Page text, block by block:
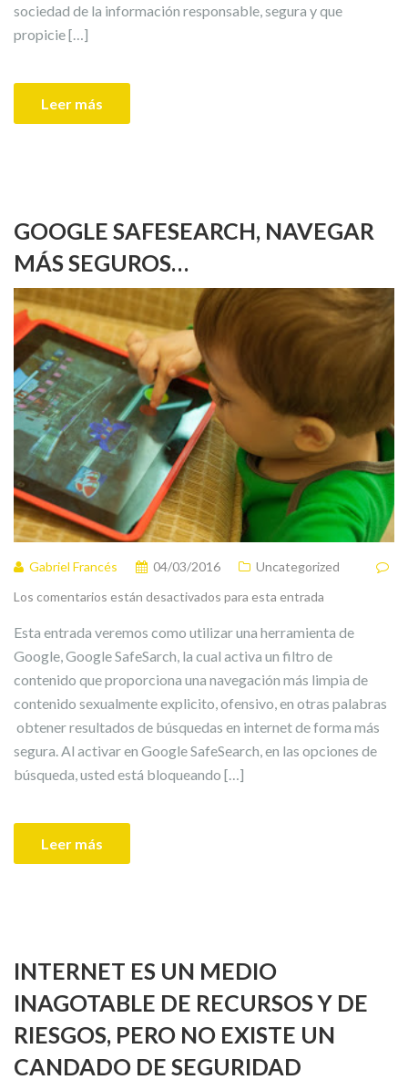
sociedad de la información responsable, segura y que
propicie […]
Leer más
GOOGLE SAFESEARCH, NAVEGAR
MÁS SEGUROS…
Gabriel Francés 04/03/2016
Uncategorized
Los comentarios están desactivados para esta entrada
Esta entrada veremos como utilizar una herramienta de
Google, Google SafeSarch, la cual activa un filtro de
contenido que proporciona una navegación más limpia de
contenido sexualmente explicito, ofensivo, en otras palabras
obtener resultados de búsquedas en internet de forma más
segura. Al activar en Google SafeSearch, en las opciones de
búsqueda, usted está bloqueando […]
Leer más
INTERNET ES UN MEDIO
INAGOTABLE DE RECURSOS Y DE
RIESGOS, PERO NO EXISTE UN
CANDADO DE SEGURIDAD